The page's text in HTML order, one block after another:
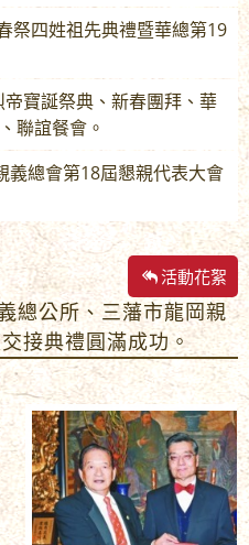
祭四姓祖先典禮暨華總第19
寶誕祭典、新春團拜、華
聯誼餐會。
總會第18屆懇親代表大會
活動花絮
總公所、三藩市龍岡親
接典禮圓滿成功。